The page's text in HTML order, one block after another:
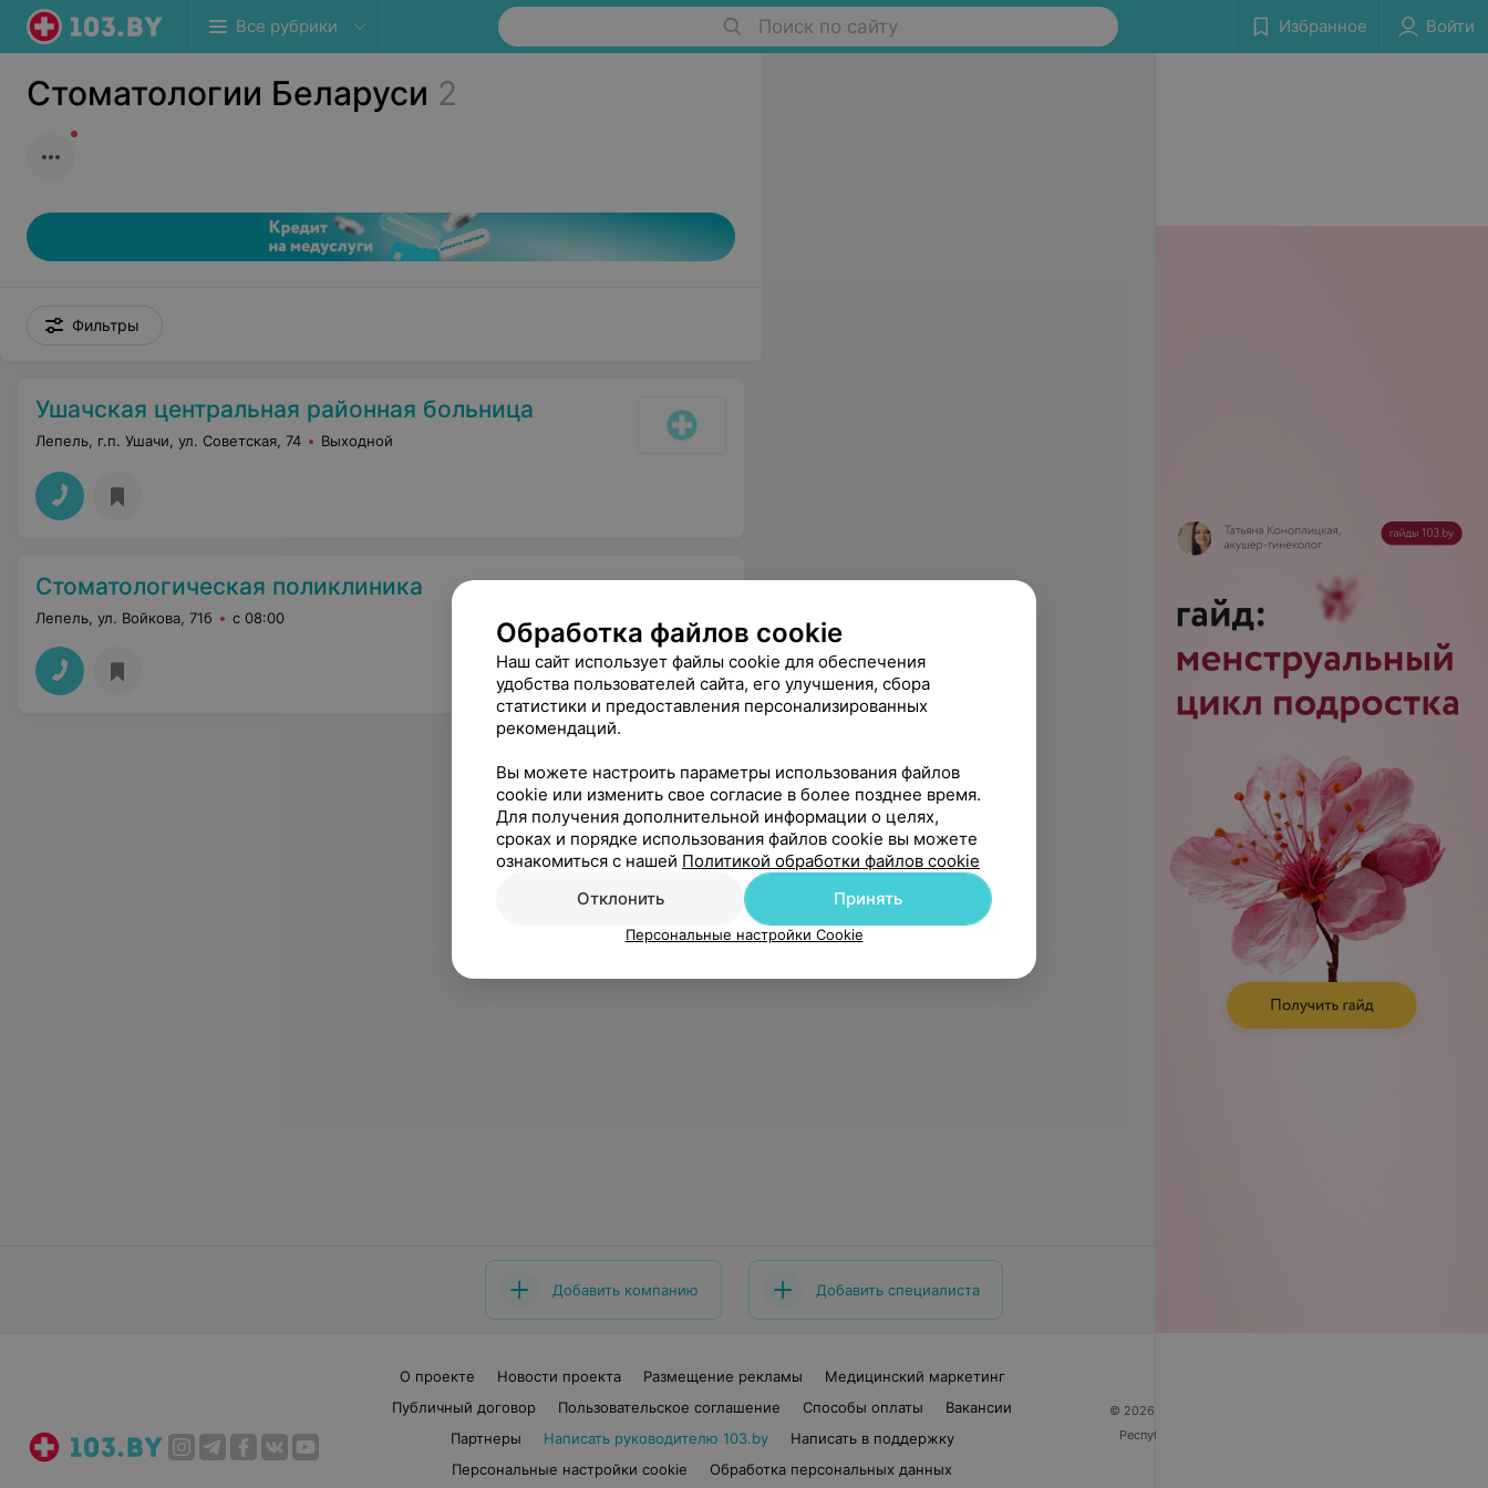
Все рубрики Поиск по сайту Избранное Войти
Стоматологии Беларуси 2
Фильтры
Ушачская центральная районная больница
Лепель, г.п. Ушачи, ул. Советская, 74 Выходной
Стоматологическая поликлиника
Лепель, ул. Войкова, 71б с 08:00
Добавить компанию Добавить специалиста
О проекте Новости проекта Размещение рекламы
Медицинский маркетинг
Публичный договор
Пользовательское соглашение Способы оплаты
Вакансии
Партнеры
Написать руководителю 103.by
Написать в поддержку
Персональные настройки cookie
Обработка персональных данных
© 2026 ООО «Артокс Лаб», УНП 191700409
Республика Беларусь, г. Минск, улица Толбухина, 2,
Обработка файлов cookie
Наш сайт использует файлы cookie для обеспечения
удобства пользователей сайта, его улучшения, сбора
статистики и предоставления персонализированных
рекомендаций.
Вы можете настроить параметры использования файлов
cookie или изменить свое согласие в более позднее время.
Для получения дополнительной информации о целях,
сроках и порядке использования файлов cookie вы можете
ознакомиться с нашей Политикой обработки файлов cookie
Отклонить
Принять
Персональные настройки Cookie